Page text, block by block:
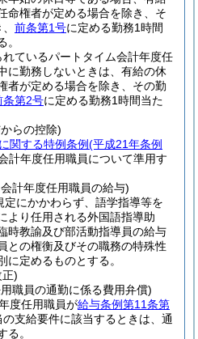
命権者が定める場合を除き、そ
前条第1号に定める勤務1時間
。
ているパートタイム会計年度任
に勤務しないときは、有給の休
者が定める場合を除き、その勤
条第2号に定める勤務1時間当た
らの控除)
関する特例条例(平成21年条例
計年度任用職員について準用す
計年度任用職員の給与)
定にかかわらず、語学指導等を
より任用される外国語指導助
時教諭及び部活動指導員の給与
との権衡及びその職務の特殊性
に定めるものとする。
)
職員の通勤に係る費用弁償)
度任用職員が給与条例第11条第
支給要件に該当するときは、通
る。